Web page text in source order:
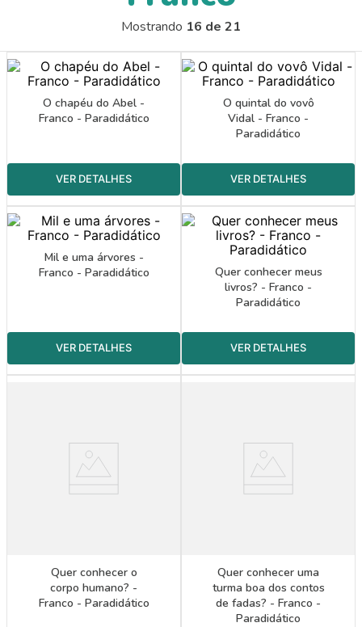
Mostrando 16 de 21
O chapéu do Abel -
Franco - Paradidático
O quintal do vovô
Vidal - Franco -
Paradidático
Mil e uma árvores -
Franco - Paradidático
Quer conhecer meus
livros? - Franco -
Paradidático
Quer conhecer o
corpo humano? -
Franco - Paradidático
Quer conhecer uma
turma boa dos contos
de fadas? - Franco -
Paradidático